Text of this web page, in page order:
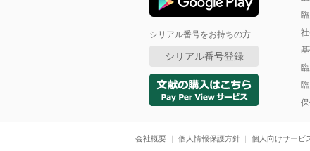
シリアル番号をお持ちの方
シリアル番号登録
会社概要 個人情報保護方針 個人向けサービ